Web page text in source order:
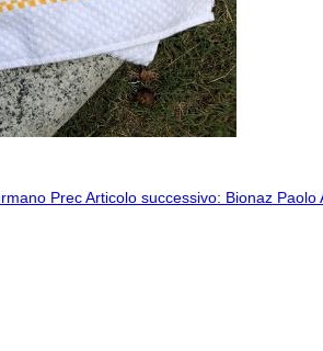
PrecArticolo successivo: Bionaz Paolo